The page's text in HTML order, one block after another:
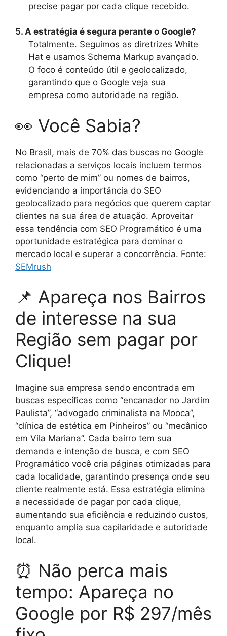
precise pagar por cada clique recebido.
5. A estratégia é segura perante o Google?
Totalmente. Seguimos as diretrizes White
Hat e usamos Schema Markup avançado.
O foco é conteúdo útil e geolocalizado,
garantindo que o Google veja sua
empresa como autoridade na região.
👀 Você Sabia?
No Brasil, mais de 70% das buscas no Google
relacionadas a serviços locais incluem termos
como “perto de mim” ou nomes de bairros,
evidenciando a importância do SEO
geolocalizado para negócios que querem captar
clientes na sua área de atuação. Aproveitar
essa tendência com SEO Programático é uma
oportunidade estratégica para dominar o
mercado local e superar a concorrência. Fonte:
SEMrush
📌 Apareça nos Bairros
de interesse na sua
Região sem pagar por
Clique!
Imagine sua empresa sendo encontrada em
buscas específicas como “encanador no Jardim
Paulista”, “advogado criminalista na Mooca”,
“clínica de estética em Pinheiros” ou “mecânico
em Vila Mariana”. Cada bairro tem sua
demanda e intenção de busca, e com SEO
Programático você cria páginas otimizadas para
cada localidade, garantindo presença onde seu
cliente realmente está. Essa estratégia elimina
a necessidade de pagar por cada clique,
aumentando sua eficiência e reduzindo custos,
enquanto amplia sua capilaridade e autoridade
local.
⏰ Não perca mais
tempo: Apareça no
Google por R$ 297/mês